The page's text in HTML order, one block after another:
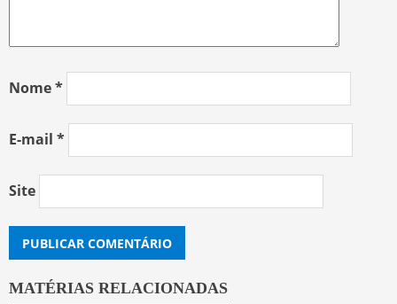
Nome*
E-mail *
Site
MATÉRIAS RELACIONADAS